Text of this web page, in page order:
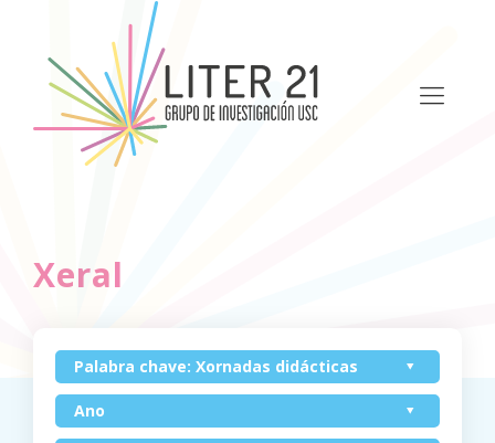
Xeral
Palabra chave: Xornadas didácticas
Ano